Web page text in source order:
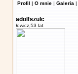
Profil | O mnie | Galeria |
adolfszulc
łowicz, 53 lat